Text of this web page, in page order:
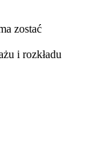
zostać
i rozkładu